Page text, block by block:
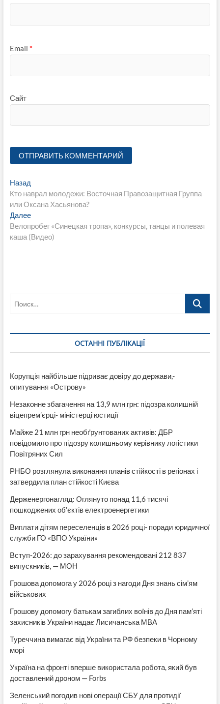
Email *
Сайт
Навигация
по
записям
НазадПредыдущая
запись:
Кто наврал молодежи: Восточная Правозащитная Группа
или Оксана Хасьянова?
ДалееСледующая
запись:
Велопробег «Синецкая тропа», конкурсы, танцы и полевая
каша (Видео)
Поиск…
ОСТАННІ ПУБЛІКАЦІЇ
Корупція найбільше підриває довіру до держави,-
опитування «Острову»
Незаконне збагачення на 13,9 млн грн: підозра колишній
віцепрем’єрці- міністерці юстиції
Майже 21 млн грн необґрунтованих активів: ДБР
повідомило про підозру колишньому керівнику логістики
Повітряних Сил
РНБО розглянула виконання планів стійкості в регіонах і
затвердила план стійкості Києва
Держенергонагляд: Оглянуто понад 11,6 тисячі
пошкоджених об’єктів електроенергетики
Виплати дітям переселенців в 2026 році- поради юридичної
служби ГО «ВПО України»
Вступ-2026: до зарахування рекомендовані 212 837
випускників, — МОН
Грошова допомога у 2026 році з нагоди Дня знань сім’ям
військових
Грошову допомогу батькам загиблих воїнів до Дня пам’яті
захисників України надає Лисичанська МВА
Туреччина вимагає від України та РФ безпеки в Чорному
морі
Україна на фронті вперше використала робота, який був
доставлений дроном — Forbs
Зеленський погодив нові операції СБУ для протидії